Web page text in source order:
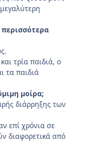
περισσότερα
τρία παιδιά, ο
τα παιδιά
μοίρα;
διάρρηξης των
επί χρόνια σε
διαφορετικά από